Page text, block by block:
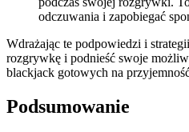
odczuwania i zapobiegać
Wdrażając te podpowiedzi i
rozgrywkę i podnieść swoje
blackjack gotowych na
Podsumowanie